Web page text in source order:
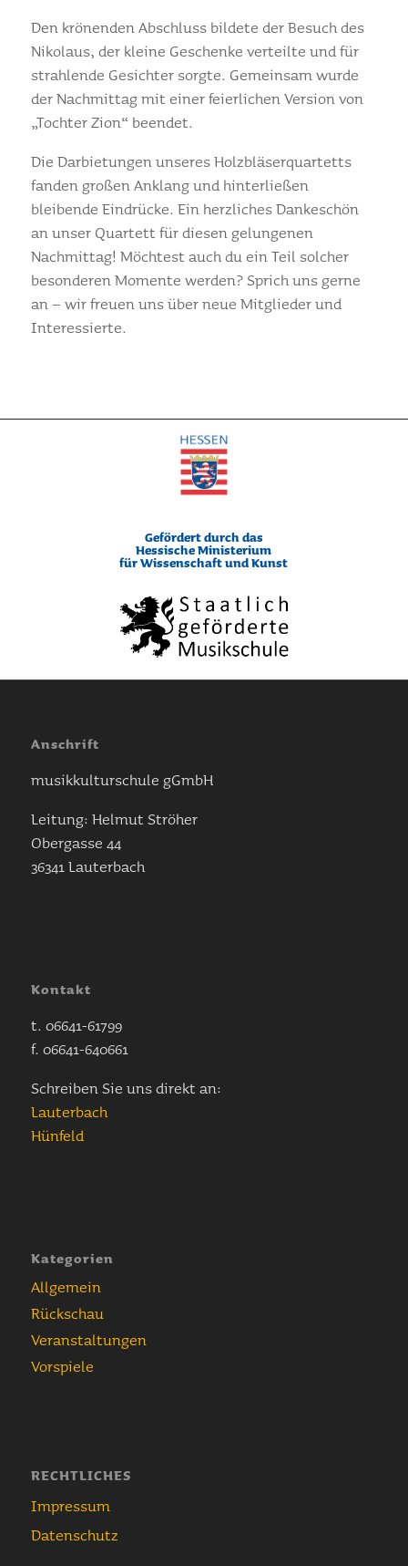
Den krönenden Abschluss bildete der Besuch des
Nikolaus, der kleine Geschenke verteilte und für
strahlende Gesichter sorgte. Gemeinsam wurde
der Nachmittag mit einer feierlichen Version von
„Tochter Zion“ beendet.
Die Darbietungen unseres Holzbläserquartetts
fanden großen Anklang und hinterließen
bleibende Eindrücke. Ein herzliches Dankeschön
an unser Quartett für diesen gelungenen
Nachmittag! Möchtest auch du ein Teil solcher
besonderen Momente werden? Sprich uns gerne
an – wir freuen uns über neue Mitglieder und
Interessierte.
Gefördert durch das
Hessische Ministerium
für Wissenschaft und Kunst
Anschrift
musikkulturschule gGmbH
Leitung: Helmut Ströher
Obergasse 44
36341 Lauterbach
Kontakt
t. 06641-61799
f. 06641-640661
Schreiben Sie uns direkt an:
Lauterbach
Hünfeld
Kategorien
Allgemein
Rückschau
Veranstaltungen
Vorspiele
RECHTLICHES
Impressum
Datenschutz